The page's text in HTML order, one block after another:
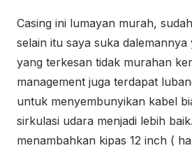
Casing ini lumayan murah,
selain itu saya suka dalemannya
yang terkesan tidak murahan
management juga terdapat
untuk menyembunyikan kabel
sirkulasi udara menjadi lebih
menambahkan kipas 12 inch (